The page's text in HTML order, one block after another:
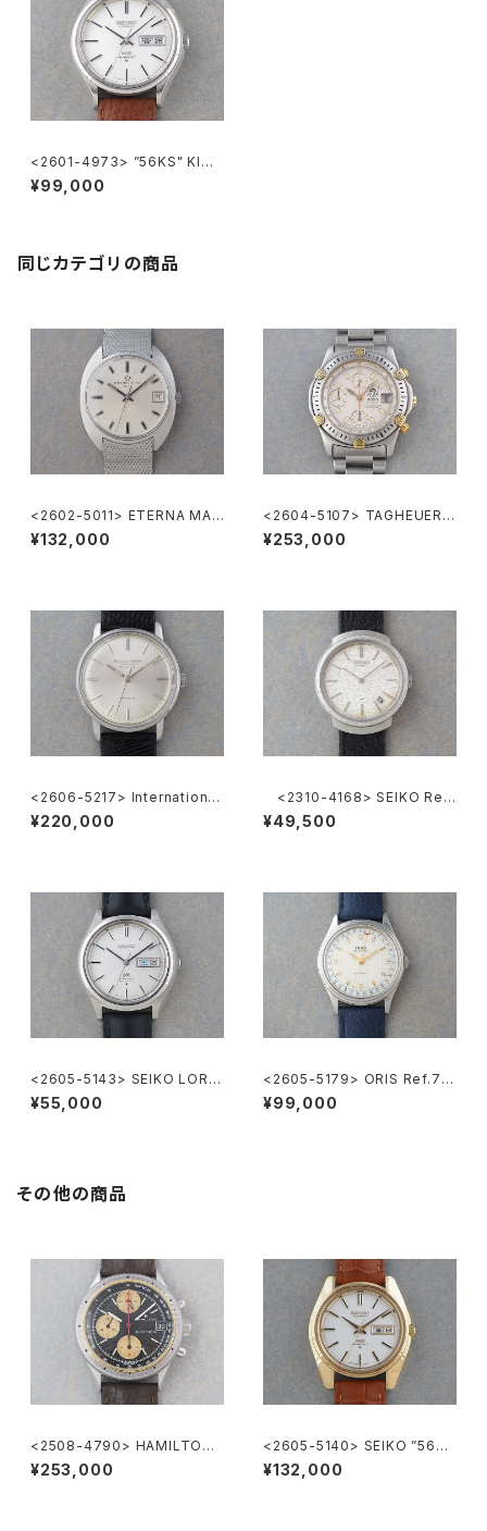
<2601-4973> ”56KS" KING
SEIKO
¥99,000
同じカテゴリの商品
<2602-5011> ETERNA MAT
IC 3003
¥132,000
<2604-5107> TAGHEUER S
uper 2000 Chronograph
¥253,000
<2606-5217> International
National Co. "TURLER"
¥220,000
<2310-4168> SEIKO Ref.
2419-0010
¥49,500
<2605-5143> SEIKO LORD
MATIC
¥55,000
<2605-5179> ORIS Ref.74
70 ”POINTER DATE"
¥99,000
その他の商品
<2508-4790> HAMILTON
Chronograph
¥253,000
<2605-5140> SEIKO ”56K
S" KING SEIKO
¥132,000